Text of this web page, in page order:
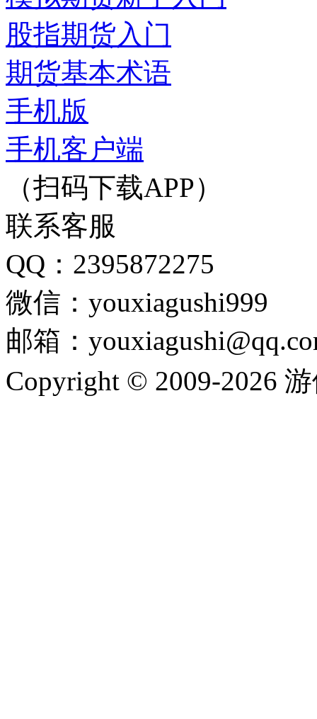
股指期货入门
期货基本术语
手机版
手机客户端
（扫码下载APP）
联系客服
QQ：2395872275
微信：youxiagushi999
邮箱：
Copyright © 2009-2026